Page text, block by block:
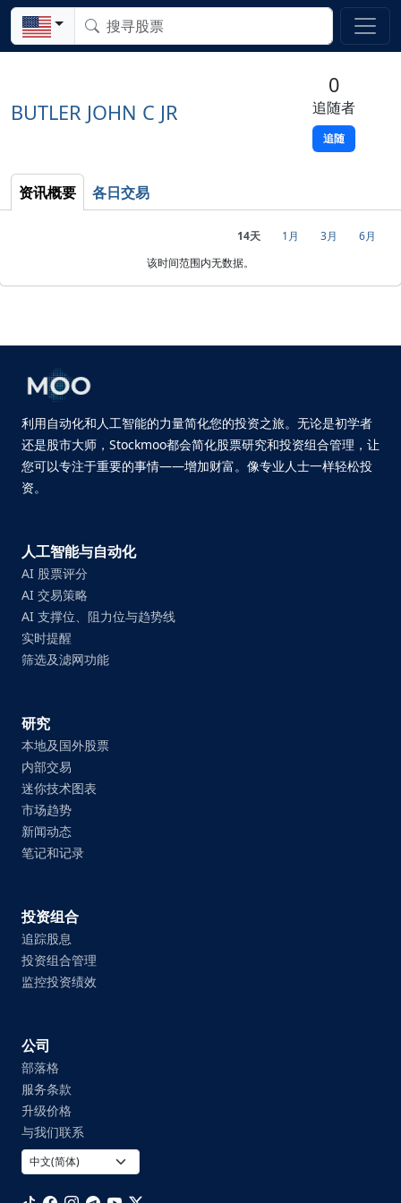
BUTLER JOHN C JR
0
追随者
追随
资讯概要 各日交易
14天 1月 3月
6月
该时间范围内无数据。
利用自动化和人工智能的力量简化您的投资之旅。无论是初学者
还是股市大师，Stockmoo都会简化股票研究和投资组合管理，让
您可以专注于重要的事情——增加财富。像专业人士一样轻松投
资。
人工智能与自动化
AI 股票评分
AI 交易策略
AI 支撑位、阻力位与趋势线
实时提醒
筛选及滤网功能
研究
本地及国外股票
内部交易
迷你技术图表
市场趋势
新闻动态
笔记和记录
投资组合
追踪股息
投资组合管理
监控投资绩效
公司
部落格
服务条款
升级价格
与我们联系